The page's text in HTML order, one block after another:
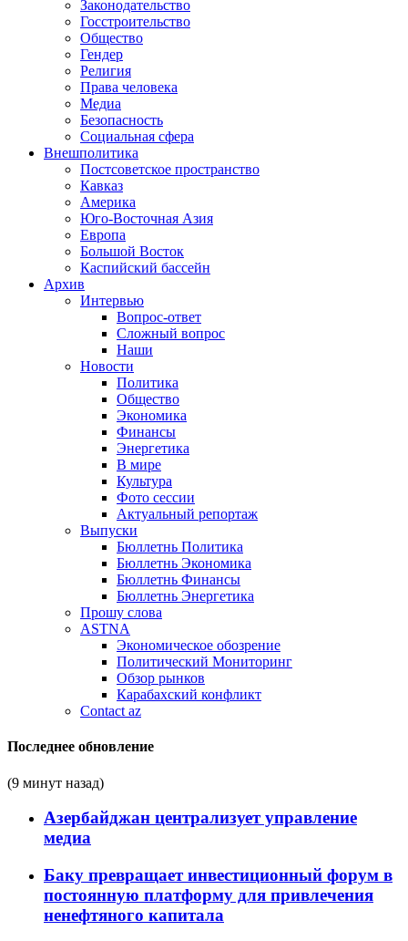
Законодательство
Госстроительство
Общество
Гендер
Религия
Права человека
Медиа
Безопасность
Социальная сфера
Внешполитика
Постсоветское пространство
Кавказ
Америка
Юго-Восточная Азия
Европа
Большой Восток
Каспийский бассейн
Архив
Интервью
Вопрос-ответ
Сложный вопрос
Наши
Новости
Политика
Общество
Экономика
Финансы
Энергетика
В мире
Культура
Фото сессии
Актуальный репортаж
Выпуски
Бюллетнь Политика
Бюллетнь Экономика
Бюллетнь Финансы
Бюллетнь Энергетика
Прошу слова
ASTNA
Экономическое обозрение
Политический Мониторинг
Обзор рынков
Карабахский конфликт
Contact az
Последнее обновление
(9 минут назад)
Азербайджан централизует управление
медиа
Баку превращает инвестиционный форум в
постоянную платформу для привлечения
ненефтяного капитала